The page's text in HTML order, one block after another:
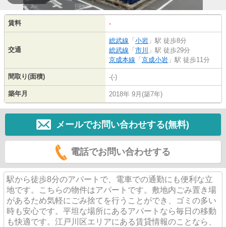
賃料 -
交通
総武線 「 小岩 」駅 徒歩8分
総武線 「 市川 」駅 徒歩29分
京成本線 「 京成小岩 」駅 徒歩11分
間取り(面積) -(-)
築年月 2018年 9月(築7年)
メールでお問い合わせする(無料)
電話でお問い合わせする
駅から徒歩8分のアパートで、電車での通勤にも便利な立
地です。こちらの物件はアパートです。敷地内ごみ置き場
があるため気軽にごみ捨てを行うことができ、ゴミの多い
時も安心です。平坦な場所にあるアパートなら毎日の移動
も快適です。江戸川区エリアにある賃貸情報のことなら、